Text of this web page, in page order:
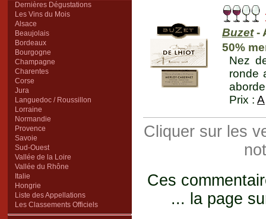
Dernières Dégustations
Les Vins du Mois
Alsace
Beaujolais
Bordeaux
Bourgogne
Champagne
Charentes
Corse
Jura
Languedoc / Roussillon
Lorraine
Normandie
Provence
Savoie
Sud-Ouest
Vallée de la Loire
Vallée du Rhône
Italie
Hongrie
Liste des Appellations
Les Classements Officiels
Buzet-
50%
Nez
ronde
Prix : A
Cliquer sur les
Ces
... la page